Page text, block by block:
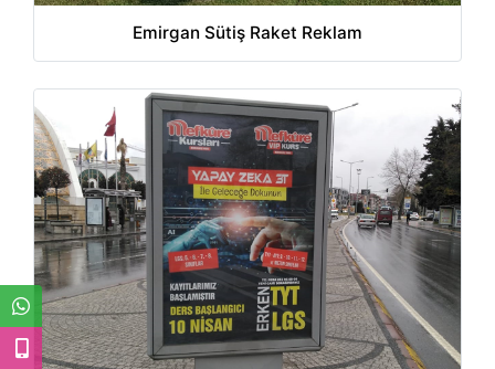
Emirgan Sütiş Raket Reklam